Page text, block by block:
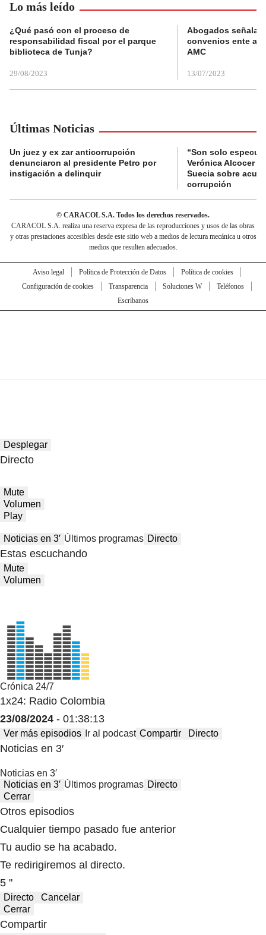
Lo más leído
¿Qué pasó con el proceso de
responsabilidad fiscal por el parque
biblioteca de Tunja?
29/08/2023
Abogados
convenios ente
AMC
13/07/2023
Últimas Noticias
Un juez y ex zar anticorrupción
denunciaron al presidente Petro por
instigación a delinquir
“Son solo
Verónica Alcocer a
Suecia sobre
corrupción
© CARACOL S.A. Todos los derechos reservados.
CARACOL S.A. realiza una reserva expresa de las reproducciones y usos de las obras
y otras prestaciones accesibles desde este sitio web a medios de lectura mecánica u otros
medios que resulten adecuados.
Aviso legal Política de Protección de Datos
Política de cookies
Configuración de cookies
Transparencia Soluciones W
Teléfonos
Escríbanos
Desplegar
Directo
Mute
Volumen
Play
Noticias en 3′ Últimos programas Directo
Estas escuchando
Mute
Volumen
Crónica 24/7
1x24: Radio Colombia
23/08/2024 - 01:38:13
Ver más episodios Ir al podcast Compartir Directo
Noticias en 3′
Noticias en 3′
Noticias en 3′ Últimos programas Directo
Cerrar
Otros episodios
Cualquier tiempo pasado fue anterior
Tu audio se ha acabado.
Te redirigiremos al directo.
5 "
Directo
Cancelar
Cerrar
Compartir